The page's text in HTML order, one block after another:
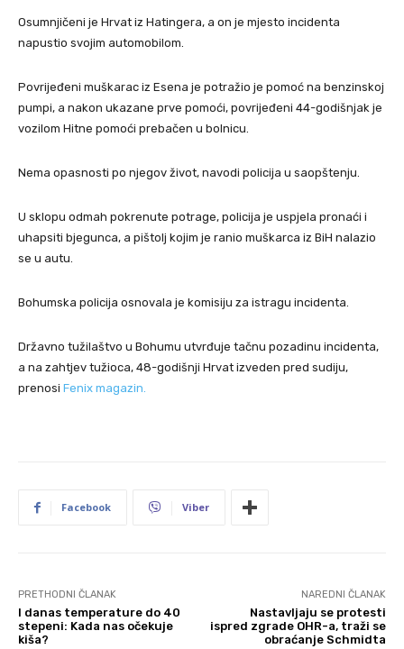
Osumnjičeni je Hrvat iz Hatingera, a on je mjesto incidenta
napustio svojim automobilom.
Povrijeđeni muškarac iz Esena je potražio je pomoć na benzinskoj
pumpi, a nakon ukazane prve pomoći, povrijeđeni 44-godišnjak je
vozilom Hitne pomoći prebačen u bolnicu.
Nema opasnosti po njegov život, navodi policija u saopštenju.
U sklopu odmah pokrenute potrage, policija je uspjela pronaći i
uhapsiti bjegunca, a pištolj kojim je ranio muškarca iz BiH nalazio
se u autu.
Bohumska policija osnovala je komisiju za istragu incidenta.
Državno tužilaštvo u Bohumu utvrđuje tačnu pozadinu incidenta,
a na zahtjev tužioca, 48-godišnji Hrvat izveden pred sudiju,
prenosi Fenix magazin.
Facebook Viber
PRETHODNI ČLANAK
I danas temperature do 40
stepeni: Kada nas očekuje
kiša?
NAREDNI ČLANAK
Nastavljaju se protesti
ispred zgrade OHR-a, traži se
obraćanje Schmidta